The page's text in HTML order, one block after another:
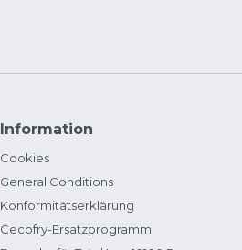
Information
Cookies
General Conditions
Konformitätserklärung
Cecofry-Ersatzprogramm